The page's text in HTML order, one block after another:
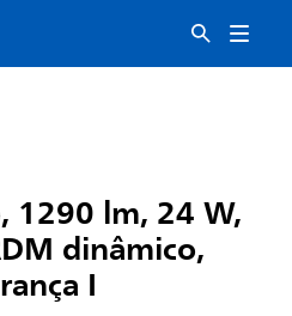
1290 lm, 24 W,
dinâmico,
I